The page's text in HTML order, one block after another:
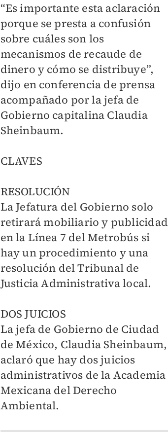
“Es importante esta aclaración
porque se presta a confusión
sobre cuáles son los
mecanismos de recaude de
dinero y cómo se distribuye”,
dijo en conferencia de prensa
acompañado por la jefa de
Gobierno capitalina Claudia
Sheinbaum.
CLAVES
RESOLUCIÓN
La Jefatura del Gobierno solo
retirará mobiliario y publicidad
en la Línea 7 del Metrobús si
hay un procedimiento y una
resolución del Tribunal de
Justicia Administrativa local.
DOS JUICIOS
La jefa de Gobierno de Ciudad
de México, Claudia Sheinbaum,
aclaró que hay dos juicios
administrativos de la Academia
Mexicana del Derecho
Ambiental.